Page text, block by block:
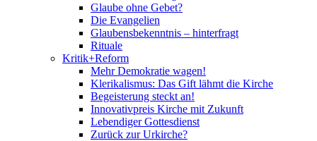
Glaube ohne Gebet?
Die Evangelien
Glaubensbekenntnis – hinterfragt
Rituale
Kritik+Reform
Mehr Demokratie wagen!
Klerikalismus: Das Gift lähmt die Kirche
Begeisterung steckt an!
Innovativpreis Kirche mit Zukunft
Lebendiger Gottesdienst
Zurück zur Urkirche?